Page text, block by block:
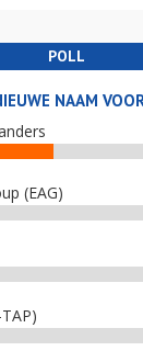
POLL
NAAM
(EAG)